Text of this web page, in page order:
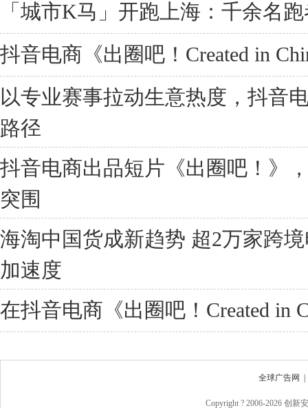
「城市K马」开跑上海：千余名
抖音电商《出圈吧！Created in
以专业赛事拉动生意热度，抖音
路径
抖音电商出品短片《出圈吧！》
突围
海淘中国货成新趋势 超2万家跨
加速度
在抖音电商《出圈吧！Created in
全球广告网
Copyright ? 2006-2026 创新